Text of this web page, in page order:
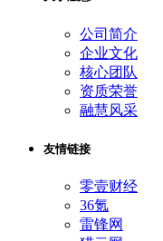
公司简介
企业文化
核心团队
资质荣誉
融慧风采
友情链接
零壹财经
36氪
雷锋网